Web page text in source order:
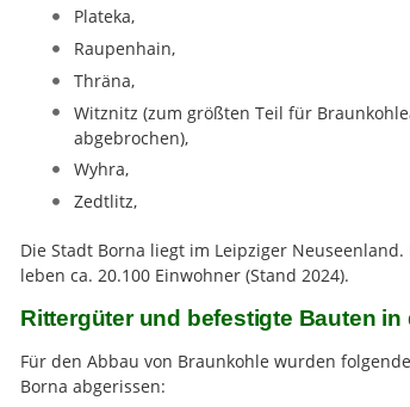
Plateka,
Raupenhain,
Thräna,
Witznitz (zum größten Teil für
abgebrochen),
Wyhra,
Zedtlitz,
Die Stadt Borna liegt im Leipziger Neuseenland.
leben ca. 20.100 Einwohner (Stand 2024).
Rittergüter und befestigte Bauten in
Für den Abbau von Braunkohle wurden
Borna abgerissen: